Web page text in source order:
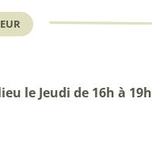
le Jeudi de 16h à 19h